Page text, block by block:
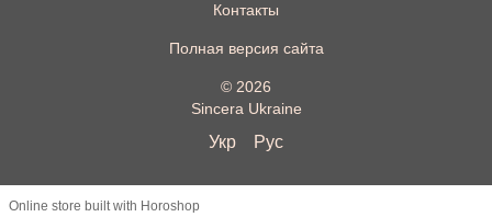
Контакты
Полная версия сайта
© 2026
Sincera Ukraine
Укр Рус
Online store built with Horoshop